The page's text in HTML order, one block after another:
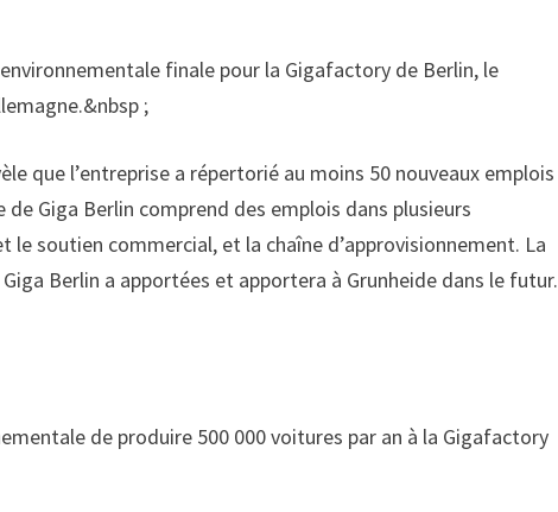
finale pour la Gigafactory de Berlin, le
;
que l’entreprise a répertorié au moins 50 nouveaux emplois
de Giga Berlin comprend des emplois dans plusieurs
soutien commercial, et la chaîne d’approvisionnement. La
Berlin a apportées et apportera à Grunheide dans le futur.
de produire 500 000 voitures par an à la Gigafactory